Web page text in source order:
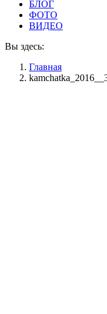
БЛОГ
ФОТО
ВИДЕО
Вы здесь:
Главная